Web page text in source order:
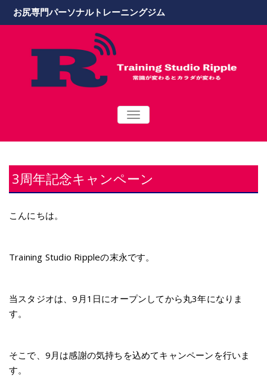
お尻専門パーソナルトレーニングジム
TOGGLE
NAVIGATION
3周年記念キャンペーン
こんにちは。
Training Studio Rippleの末永です。
当スタジオは、9月1日にオープンしてから丸3年になりま
す。
そこで、9月は感謝の気持ちを込めてキャンペーンを行いま
す。